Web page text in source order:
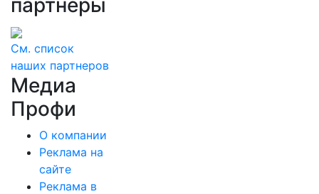
партнеры
См. список
наших партнеров
Медиа
Профи
О компании
Реклама на
сайте
Реклама в